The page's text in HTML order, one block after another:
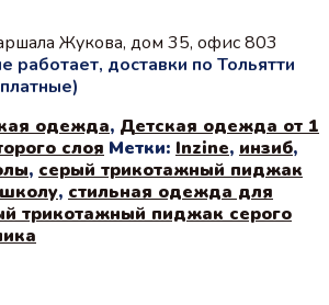
Жукова, дом 35, офис 803
работает, доставки по Тольятти
одежда, Детская одежда от 1
слоя Метки: Inzine, инзиб,
, серый трикотажный пиджак
, стильная одежда для
трикотажный пиджак серого